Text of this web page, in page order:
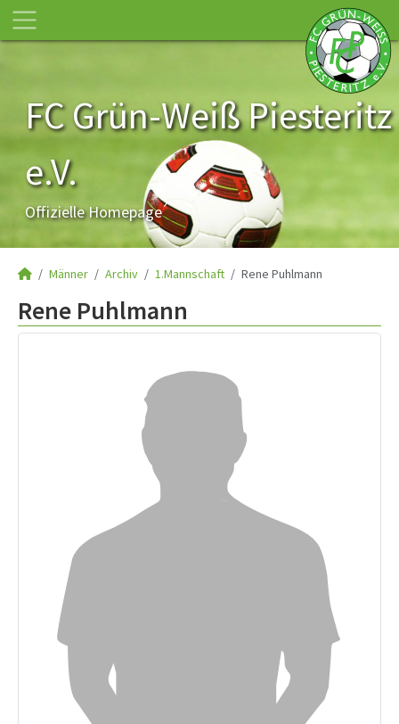
FC Grün-Weiß Piesteritz
e.V.
Offizielle Homepage
Männer Archiv 1.Mannschaft Rene Puhlmann
Rene Puhlmann